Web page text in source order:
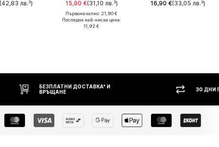
лв.³) 15,90 €(31,10 лв.³)
Първоначално: 21,90 €
Последна най-ниска цена:
11,92 €
16,90 €(33,05 лв.³)
30 ДНИ ПРАВО НА ВРЪЩАНЕ